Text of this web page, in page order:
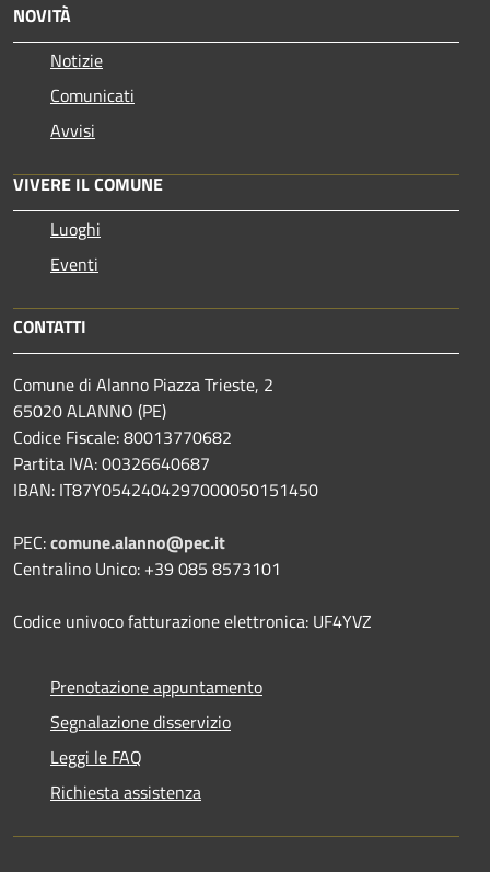
NOVITÀ
Notizie
Comunicati
Avvisi
VIVERE IL COMUNE
Luoghi
Eventi
CONTATTI
Comune di Alanno Piazza Trieste, 2
65020 ALANNO (PE)
Codice Fiscale: 80013770682
Partita IVA: 00326640687
IBAN: IT87Y0542404297000050151450
PEC:comune.alanno@pec.it
Centralino Unico: +39 085 8573101
Codice univoco fatturazione elettronica: UF4YVZ
Prenotazione appuntamento
Segnalazione disservizio
Leggi le FAQ
Richiesta assistenza